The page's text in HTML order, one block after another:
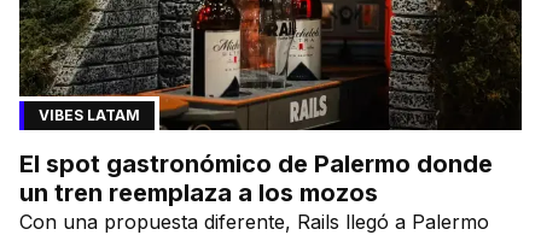
VIBES LATAM
El spot gastronómico de Palermo donde
un tren reemplaza a los mozos
Con una propuesta diferente, Rails llegó a Palermo